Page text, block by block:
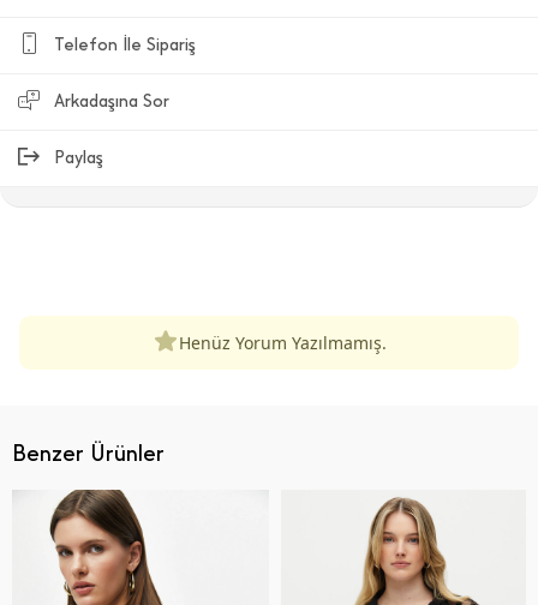
Telefon İle Sipariş
Arkadaşına Sor
Paylaş
Henüz Yorum Yazılmamış.
Benzer Ürünler